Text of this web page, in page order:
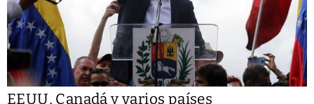
EEUU, Canadá y varios países